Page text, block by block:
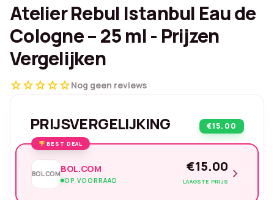
Atelier Rebul Istanbul Eau de
Cologne – 25 ml - Prijzen
Vergelijken
starstarstarstarstarNog geen reviews
PRIJSVERGELIJKING €15.00
BEST DEAL
BOL.COMBOL.COM
OP VOORRAAD
€15.00
LAAGSTE PRIJS chevron_right